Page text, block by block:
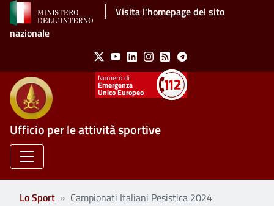
Salta al contenuto principaleVisita l'homepage del sito
nazionale
Social Menu
X YoutubeLinkedinInstagram
Feed Telegram
Emergenza
Unico Europeo
Ufficio per le attività sportive
Lo Sport Campionati Italiani Pesistica 2024